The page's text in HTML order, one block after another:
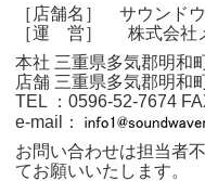
［店舗名］ サウンド
［運 営］ 株式会社
本社 三重県多気郡明和
店舗 三重県多気郡明和
TEL ：0596‐52‐7674
e-mail：
お問い合わせは担当者
てお願いいたします。